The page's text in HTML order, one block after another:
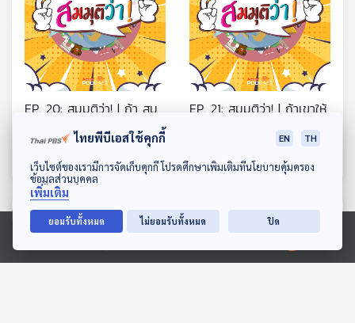
ดาวน์โหลด Thai PBS Podcast Application
Ⓒ 2020 องค์การกระจายเสียงและแพร่ภาพสาธารณะแห่งประเทศไทย
EP. 20: สมมุติว่า! | ถ้า สม
เกียรติ อ่อนวิมล เป็นนายก
รัฐมนตรี !!
สมมุติว่า
EP. 21: สมมุติว่า! | ถ้าเขาให้
ผม Reset ประเทศไทย !!
ตอนที่เกี่ยวข้อง
ไทยพีบีเอสใช้คุกกี้ EN TH
เว็บไซต์ของเรามีการจัดเก็บคุกกี้ โปรดศึกษาเพิ่มเติมที่นโยบายคุ้มครอง
ข้อมูลส่วนบุคคล
เพิ่มเติม
ยอมรับทั้งหมด ไม่ยอมรับทั้งหมด ปิด